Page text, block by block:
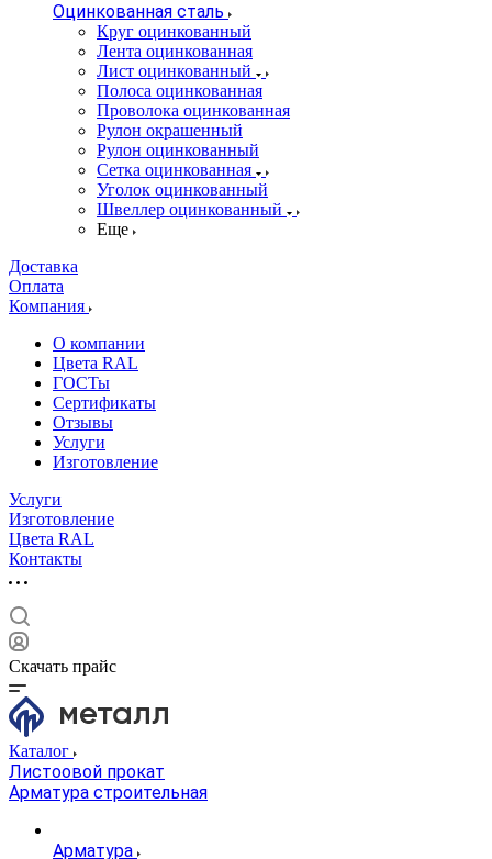
Оцинкованная сталь
Круг оцинкованный
Лента оцинкованная
Лист оцинкованный
Полоса оцинкованная
Проволока оцинкованная
Рулон окрашенный
Рулон оцинкованный
Сетка оцинкованная
Уголок оцинкованный
Швеллер оцинкованный
Еще
Доставка
Оплата
Компания
О компании
Цвета RAL
ГОСТы
Сертификаты
Отзывы
Услуги
Изготовление
Услуги
Изготовление
Цвета RAL
Контакты
Скачать прайс
Каталог
Листоовой прокат
Арматура строительная
Арматура